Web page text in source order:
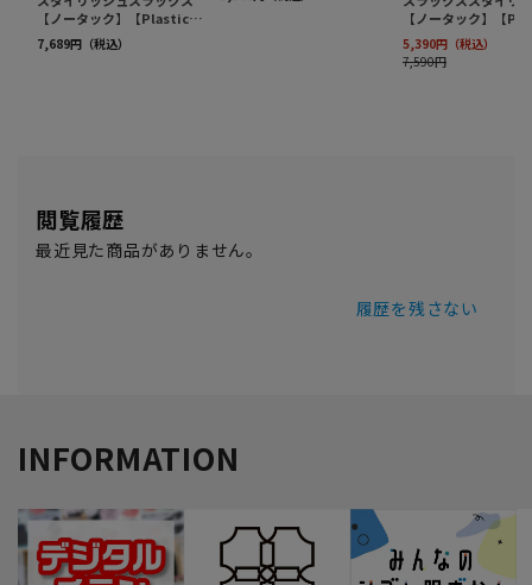
閲覧履歴
最近見た商品がありません。
履歴を残さない
INFORMATION